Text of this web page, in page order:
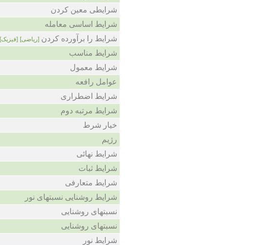
شرایطی معین کردن
شرایط اساسی معامله
شرایط را برآورده کردن [ریاضی] [فیزیک]
شرایط مناسب
شرایط معمول
عوامل رافعه
شرایط اضطراری
شرایط مرتبه دوم
خیار شرط
رژیم
شرایط نهائی
شرایط ثبات
شرایط متعارفی
شرایط روشنایی نسبتهای نور
نسبتهای روشنایی
نسبتهای روشنایی
شرایط نور